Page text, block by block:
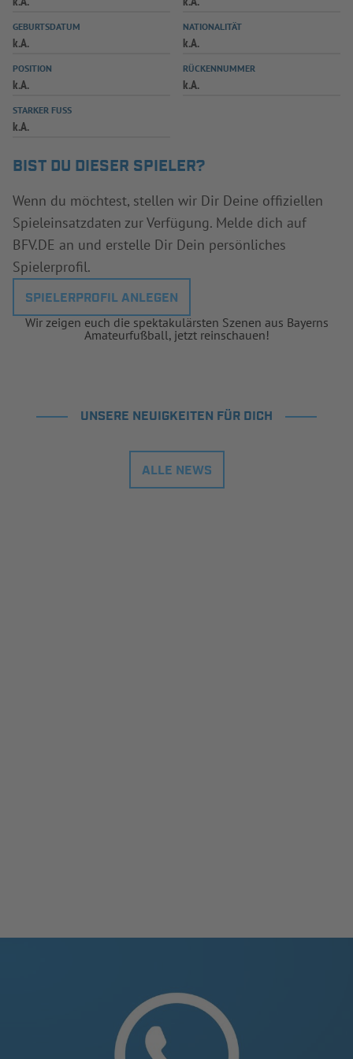
SPIELPLUS
GEBURTSDATUM
k.A.
NATIONALITÄT
k.A.
POSITION
k.A.
RÜCKENNUMMER
k.A.
STARKER FUSS
k.A.
BIST DU DIESER SPIELER?
Wenn du möchtest, stellen wir Dir Deine offiziellen
Spieleinsatzdaten zur Verfügung. Melde dich auf
BFV.DE an und erstelle Dir Dein persönliches
Spielerprofil.
SPIELERPROFIL ANLEGEN
Wir zeigen euch die spektakulärsten Szenen aus Bayerns
Amateurfußball, jetzt reinschauen!
UNSERE NEUIGKEITEN FÜR DICH
ALLE NEWS